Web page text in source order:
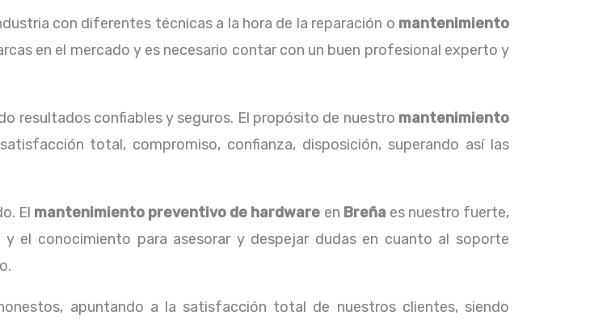
con diferentes técnicas a la hora de la reparación o mantenimiento
en el mercado y es necesario contar con un buen profesional experto y
resultados confiables y seguros. El propósito de nuestro mantenimiento
total, compromiso, confianza, disposición, superando así las
El mantenimiento preventivo de hardware en Breñaes nuestro fuerte,
el conocimiento para asesorar y despejar dudas en cuanto al soporte
apuntando a la satisfacción total de nuestros clientes, siendo